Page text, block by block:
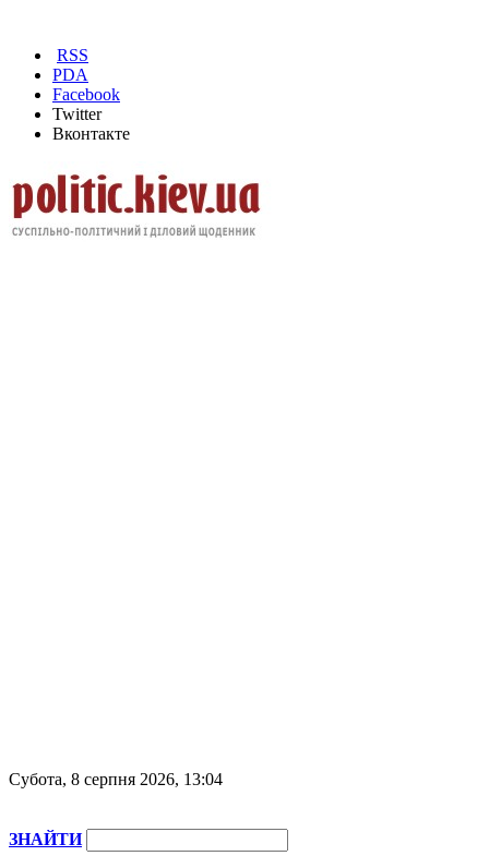
RSS
PDA
Facebook
Twitter
Вконтакте
Субота, 8 серпня 2026, 13:04
ЗНАЙТИ